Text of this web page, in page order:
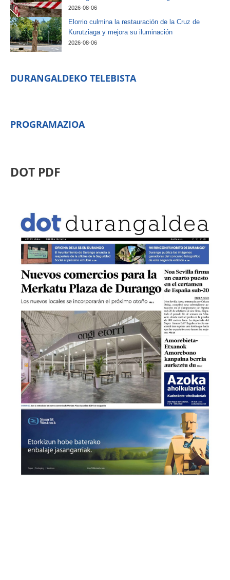
2026-08-06
Elorrio culmina la restauración de la Cruz de
Kurutziaga y mejora su iluminación
2026-08-06
DURANGALDEKO TELEBISTA
PROGRAMAZIOA
DOT PDF